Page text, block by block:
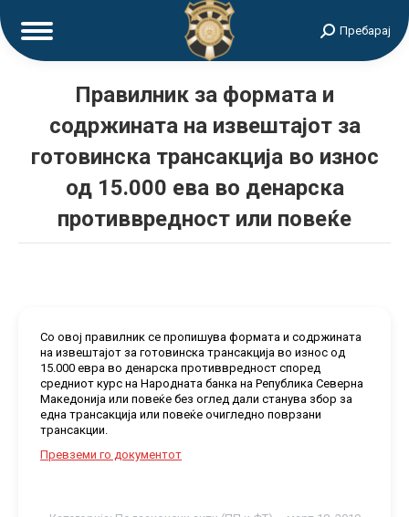
Search:Пребарај
Правилник за формата и
содржината на извештајот за
готовинска трансакција во износ
од 15.000 ева во денарска
противвредност или повеќе
Со овој правилник се пропишува формата и содржината
на извештајот за готовинска трансакција во износ од
15.000 евра во денарска противвредност според
средниот курс на Народната банка на Република Северна
Македонија или повеќе без оглед дали станува збор за
една трансакција или повеќе очигледно поврзани
трансакции.
Превземи го документот